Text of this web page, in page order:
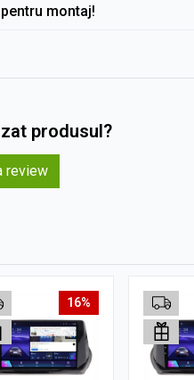
montaj!
produsul?
review
16%